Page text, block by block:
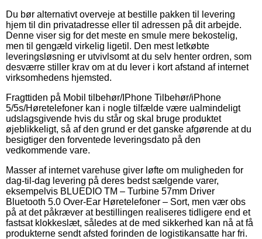
Du bør alternativt overveje at bestille pakken til levering
hjem til din privatadresse eller til adressen på dit arbejde.
Denne viser sig for det meste en smule mere bekostelig,
men til gengæld virkelig ligetil. Den mest letkøbte
leveringsløsning er utvivlsomt at du selv henter ordren, som
desværre stiller krav om at du lever i kort afstand af internet
virksomhedens hjemsted.
Fragttiden på Mobil tilbehør/IPhone Tilbehør/iPhone
5/5s/Høretelefoner kan i nogle tilfælde være ualmindeligt
udslagsgivende hvis du står og skal bruge produktet
øjeblikkeligt, så af den grund er det ganske afgørende at du
besigtiger den forventede leveringsdato på den
vedkommende vare.
Masser af internet varehuse giver løfte om muligheden for
dag-til-dag levering på deres bedst sælgende varer,
eksempelvis BLUEDIO TM – Turbine 57mm Driver
Bluetooth 5.0 Over-Ear Høretelefoner – Sort, men vær obs
på at det påkræver at bestillingen realiseres tidligere end et
fastsat klokkeslæt, således at de med sikkerhed kan nå at få
produkterne sendt afsted forinden de logistikansatte har fri.